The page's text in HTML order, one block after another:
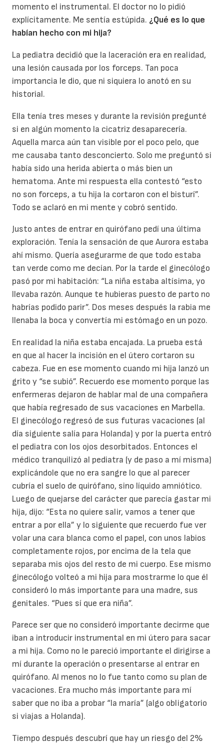
momento el instrumental. El doctor no lo pidió
explícitamente. Me sentía estúpida. ¿Qué es lo que
habían hecho con mi hija?
La pediatra decidió que la laceración era en realidad,
una lesión causada por los forceps. Tan poca
importancia le dio, que ni siquiera lo anotó en su
historial.
Ella tenía tres meses y durante la revisión pregunté
si en algún momento la cicatriz desaparecería.
Aquella marca aún tan visible por el poco pelo, que
me causaba tanto desconcierto. Solo me preguntó si
había sido una herida abierta o más bien un
hematoma. Ante mi respuesta ella contestó “esto
no son forceps, a tu hija la cortaron con el bisturí”.
Todo se aclaró en mi mente y cobró sentido.
Justo antes de entrar en quirófano pedí una última
exploración. Tenía la sensación de que Aurora estaba
ahí mismo. Quería asegurarme de que todo estaba
tan verde como me decían. Por la tarde el ginecólogo
pasó por mi habitación: “La niña estaba altísima, yo
llevaba razón. Aunque te hubieras puesto de parto no
habrías podido parir”. Dos meses después la rabia me
llenaba la boca y convertía mi estómago en un pozo.
En realidad la niña estaba encajada. La prueba está
en que al hacer la incisión en el útero cortaron su
cabeza. Fue en ese momento cuando mi hija lanzó un
grito y “se subió”. Recuerdo ese momento porque las
enfermeras dejaron de hablar mal de una compañera
que había regresado de sus vacaciones en Marbella.
El ginecólogo regresó de sus futuras vacaciones (al
día siguiente salía para Holanda) y por la puerta entró
el pediatra con los ojos desorbitados. Entonces el
médico tranquilizó al pediatra (y de paso a mí misma)
explicándole que no era sangre lo que al parecer
cubría el suelo de quirófano, sino líquido amniótico.
Luego de quejarse del carácter que parecía gastar mi
hija, dijo: “Esta no quiere salir, vamos a tener que
entrar a por ella” y lo siguiente que recuerdo fue ver
volar una cara blanca como el papel, con unos labios
completamente rojos, por encima de la tela que
separaba mis ojos del resto de mi cuerpo. Ese mismo
ginecólogo volteó a mi hija para mostrarme lo que él
consideró lo más importante para una madre, sus
genitales. “Pues sí que era niña”.
Parece ser que no consideró importante decirme que
iban a introducir instrumental en mi útero para sacar
a mi hija. Como no le pareció importante el dirigirse a
mí durante la operación o presentarse al entrar en
quirófano. Al menos no lo fue tanto como su plan de
vacaciones. Era mucho más importante para mí
saber que no iba a probar “la maría” (algo obligatorio
si viajas a Holanda).
Tiempo después descubrí que hay un riesgo del 2%